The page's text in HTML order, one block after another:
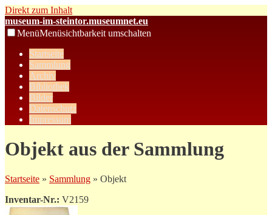
Direkt zum Inhalt
museum-im-steintor.museumnet.eu
MenüMenüsichtbarkeit umschalten
Startseite
Sammlung
Archiv
Bibliothek
Bilder
Datenschutz
Impressum
Objekt aus der Sammlung
Startseite » Sammlung » Objekt
Inventar-Nr.: V2159